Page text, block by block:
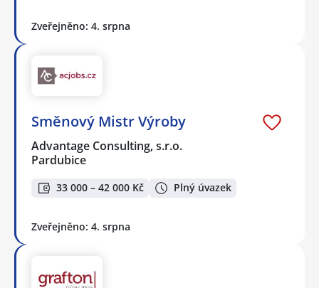
Zveřejněno: 4. srpna
Směnový Mistr Výroby
Advantage Consulting, s.r.o.
Pardubice
33 000 – 42 000 Kč Plný úvazek
Zveřejněno: 4. srpna